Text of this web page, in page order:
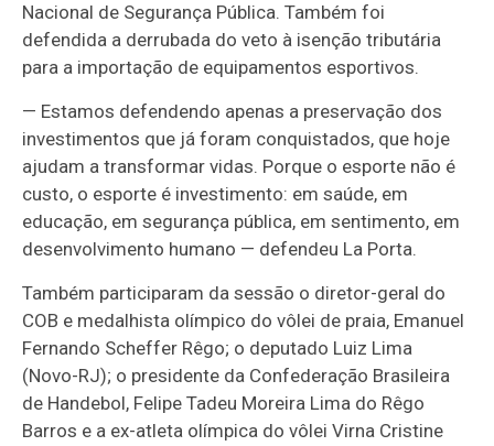
Nacional de Segurança Pública. Também foi
defendida a derrubada do veto à isenção tributária
para a importação de equipamentos esportivos.
— Estamos defendendo apenas a preservação dos
investimentos que já foram conquistados, que hoje
ajudam a transformar vidas. Porque o esporte não é
custo, o esporte é investimento: em saúde, em
educação, em segurança pública, em sentimento, em
desenvolvimento humano — defendeu La Porta.
Também participaram da sessão o diretor-geral do
COB e medalhista olímpico do vôlei de praia, Emanuel
Fernando Scheffer Rêgo; o deputado Luiz Lima
(Novo-RJ); o presidente da Confederação Brasileira
de Handebol, Felipe Tadeu Moreira Lima do Rêgo
Barros e a ex-atleta olímpica do vôlei Virna Cristine